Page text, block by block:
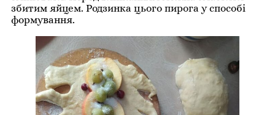
збитим яйцем. Родзинка цього пирога у способі
формування.